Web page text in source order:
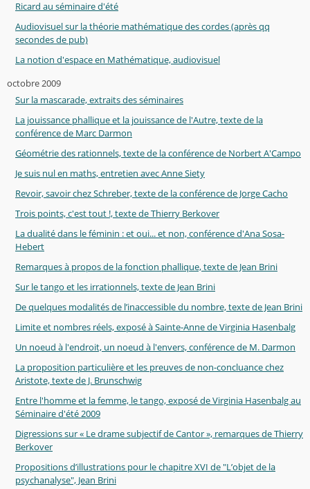
Ricard au séminaire d'été
Audiovisuel sur la théorie mathématique des cordes (après qq
secondes de pub)
La notion d'espace en Mathématique, audiovisuel
octobre 2009
Sur la mascarade, extraits des séminaires
La jouissance phallique et la jouissance de l'Autre, texte de la
conférence de Marc Darmon
Géométrie des rationnels, texte de la conférence de Norbert A'Campo
Je suis nul en maths, entretien avec Anne Siety
Revoir, savoir chez Schreber, texte de la conférence de Jorge Cacho
Trois points, c'est tout !, texte de Thierry Berkover
La dualité dans le féminin : et oui... et non, conférence d'Ana Sosa-
Hebert
Remarques à propos de la fonction phallique, texte de Jean Brini
Sur le tango et les irrationnels, texte de Jean Brini
De quelques modalités de l’inaccessible du nombre, texte de Jean Brini
Limite et nombres réels, exposé à Sainte-Anne de Virginia Hasenbalg
Un noeud à l'endroit, un noeud à l'envers, conférence de M. Darmon
La proposition particulière et les preuves de non-concluance chez
Aristote, texte de J. Brunschwig
Entre l'homme et la femme, le tango, exposé de Virginia Hasenbalg au
Séminaire d'été 2009
Digressions sur « Le drame subjectif de Cantor », remarques de Thierry
Berkover
Propositions d’illustrations pour le chapitre XVI de "L’objet de la
psychanalyse", Jean Brini